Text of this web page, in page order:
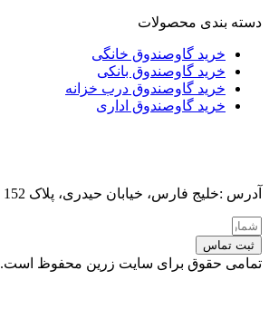
دسته بندی محصولات
خرید گاوصندوق خانگی
خرید گاوصندوق بانکی
خرید گاوصندوق درب خزانه
خرید گاوصندوق اداری
آدرس :خلیج فارس، خیابان حیدری، پلاک 152
ثبت تماس
تمامی حقوق برای سایت زرین محفوظ است.